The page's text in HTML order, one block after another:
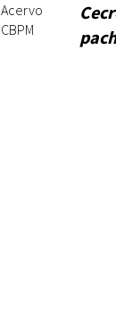
Acervo
CBPM